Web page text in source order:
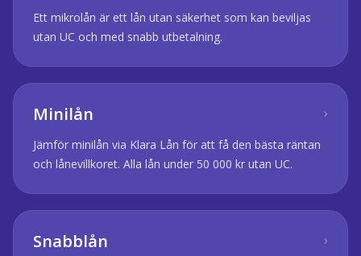
Ett mikrolån är ett lån utan säkerhet som kan beviljas
utan UC och med snabb utbetalning.
Minilån ›
Jämför minilån via Klara Lån för att få den bästa räntan
och lånevillkoret. Alla lån under 50 000 kr utan UC.
Snabblån ›